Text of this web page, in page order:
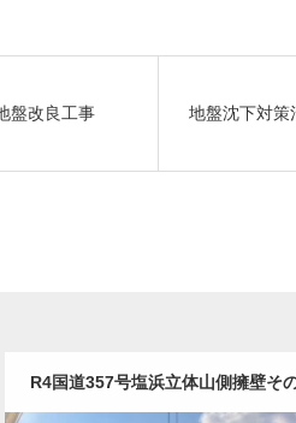
盤改良工事 地盤沈下対策
R4国道357号塩浜立体山側擁壁そ